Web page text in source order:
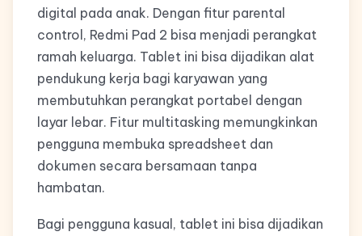
digital pada anak. Dengan fitur parental
control, Redmi Pad 2 bisa menjadi perangkat
ramah keluarga. Tablet ini bisa dijadikan alat
pendukung kerja bagi karyawan yang
membutuhkan perangkat portabel dengan
layar lebar. Fitur multitasking memungkinkan
pengguna membuka spreadsheet dan
dokumen secara bersamaan tanpa
hambatan.
Bagi pengguna kasual, tablet ini bisa dijadikan